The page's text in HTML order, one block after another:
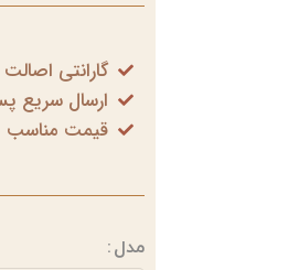
گارانتی
ارسال سریع
قیمت مناسب
مدل